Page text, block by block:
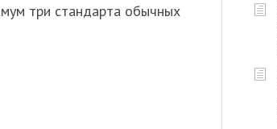
три стандарта обычных